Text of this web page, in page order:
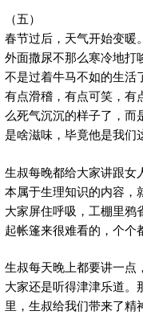
（五）
春节过后，天气开始变暖
外面撒尿不那么寒冷地打
不是过着牛马不如的生活
有点滑稽，有点可笑，有
么死气沉沉的样子了，而
是啥滋味，毕竟他是我们
生叔每晚都给大家讲跟女
本属于生理知识的内容，
大家屏住呼吸，工棚里鸦
起帐篷来很难看的，个个
生叔每天晚上都要讲一点
大家还是听得津津乐道。
里，生叔给我们带来了精